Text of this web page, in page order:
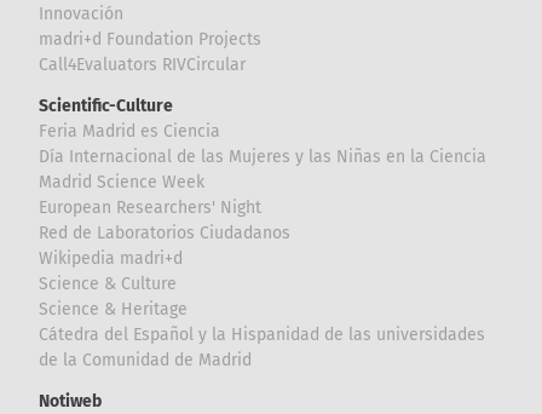
Innovación
madri+d Foundation Projects
Call4Evaluators RIVCircular
Scientific-Culture
Feria Madrid es Ciencia
Día Internacional de las Mujeres y las Niñas en la Ciencia
Madrid Science Week
European Researchers' Night
Red de Laboratorios Ciudadanos
Wikipedia madri+d
Science & Culture
Science & Heritage
Cátedra del Español y la Hispanidad de las universidades
de la Comunidad de Madrid
Notiweb